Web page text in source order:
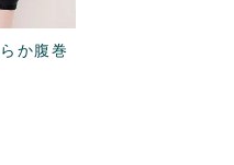
か腹巻